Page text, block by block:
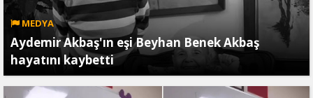
MEDYA
Aydemir Akbaş'ın eşi Beyhan Benek Akbaş
hayatını kaybetti